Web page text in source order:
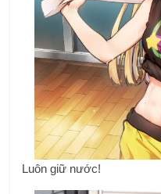
Luôn giữ nước!